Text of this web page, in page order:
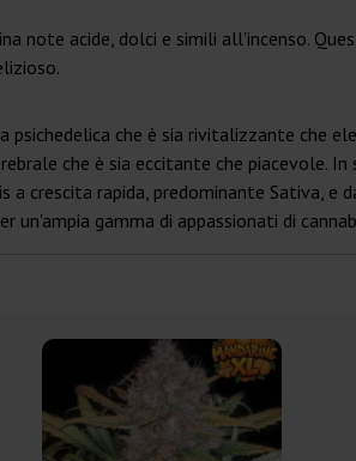
note acide, dolci e simili all'incenso.
che è sia rivitalizzante che
che è sia eccitante che piacevole.
crescita rapida, predominante Sativa,
gamma di appassionati di